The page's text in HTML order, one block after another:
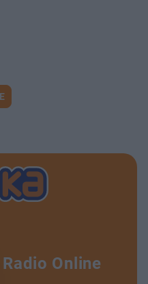
Radio Online